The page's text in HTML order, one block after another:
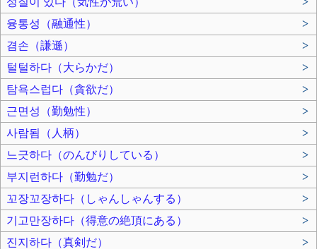
융통성（融通性）
>
겸손（謙遜）
>
털털하다（大らかだ）
>
탐욕스럽다（貪欲だ）
>
근면성（勤勉性）
>
사람됨（人柄）
>
느긋하다（のんびりしている）
>
부지런하다（勤勉だ）
>
꼬장꼬장하다（しゃんしゃんする）
>
기고만장하다（得意の絶頂にある）
>
진지하다（真剣だ）
>